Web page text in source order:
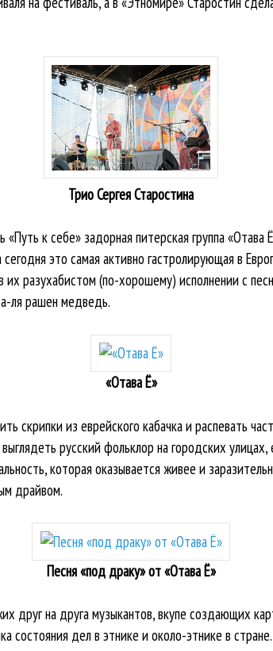
Трио Сергея Старостина
к себе» задорная питерская группа «Отава
это самая активно гастролирующая в
разухабистом (по-хорошему) исполнении с
ля рашен медведь.
«Отава Ё»
скрипки из еврейского кабачка и распевать
русский фольклор на городских
которая оказывается живее и
драйвом.
Песня «под драку» от «Отава Ё»
друг на друга музыкантов, вкупе создающих
состояния дел в этнике и около-этнике в